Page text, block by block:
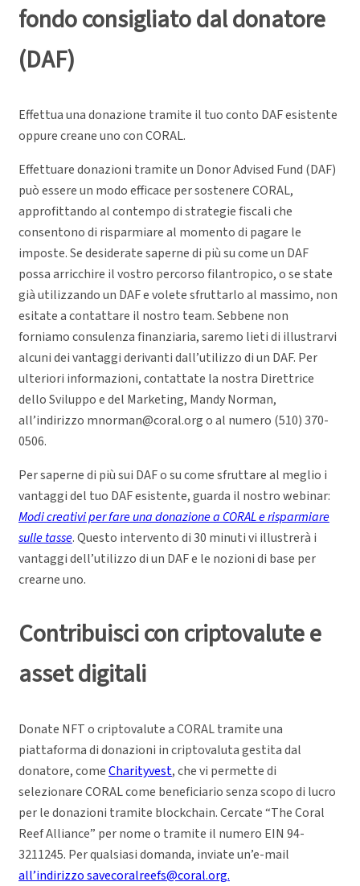
fondo consigliato dal donatore
(DAF)
Effettua una donazione tramite il tuo conto DAF esistente
oppure creane uno con CORAL.
Effettuare donazioni tramite un Donor Advised Fund (DAF)
può essere un modo efficace per sostenere CORAL,
approfittando al contempo di strategie fiscali che
consentono di risparmiare al momento di pagare le
imposte. Se desiderate saperne di più su come un DAF
possa arricchire il vostro percorso filantropico, o se state
già utilizzando un DAF e volete sfruttarlo al massimo, non
esitate a contattare il nostro team. Sebbene non
forniamo consulenza finanziaria, saremo lieti di illustrarvi
alcuni dei vantaggi derivanti dall’utilizzo di un DAF. Per
ulteriori informazioni, contattate la nostra Direttrice
dello Sviluppo e del Marketing, Mandy Norman,
all’indirizzo mnorman@coral.org o al numero (510) 370-
0506.
Per saperne di più sui DAF o su come sfruttare al meglio i
vantaggi del tuo DAF esistente, guarda il nostro webinar:
Modi creativi per fare una donazione a CORAL e risparmiare
sulle tasse. Questo intervento di 30 minuti vi illustrerà i
vantaggi dell’utilizzo di un DAF e le nozioni di base per
crearne uno.
Contribuisci con criptovalute e
asset digitali
Donate NFT o criptovalute a CORAL tramite una
piattaforma di donazioni in criptovaluta gestita dal
donatore, comeCharityvest, che vi permette di
selezionare CORAL come beneficiario senza scopo di lucro
per le donazioni tramite blockchain. Cercate “The Coral
Reef Alliance” per nome o tramite il numero EIN 94-
3211245. Per qualsiasi domanda, inviate un’e-mail
all’indirizzo savecoralreefs@coral.org.